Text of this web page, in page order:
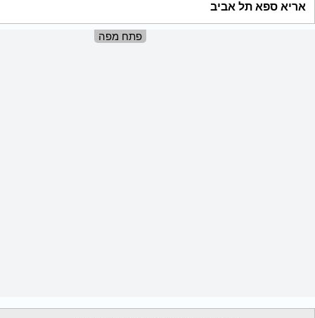
אריא ספא תל אביב
פתח מפה